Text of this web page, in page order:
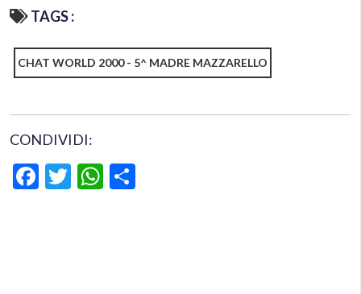
TAGS :
CHAT WORLD 2000 - 5^ MADRE MAZZARELLO
CONDIVIDI:
Facebook
TwitterWhatsApp